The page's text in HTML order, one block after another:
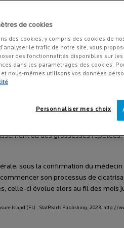
inévitable d’une cicatrice
conseils pour savoir
chirurgicale du même nom
envisagée chez les
ou des grossesses
sous la confirmation du
son processus de
celle-ci évolue alors au fil des mois
Island (FL) : StatPearls Publishing, 2023.
de cookies
des cookies, y compris des cookies de
le trafic de notre site, vous
des fonctionnalités disponibles sur
dans les paramétrages des cookies.
nous-mêmes utilisons vos données
Personnaliser mes choix